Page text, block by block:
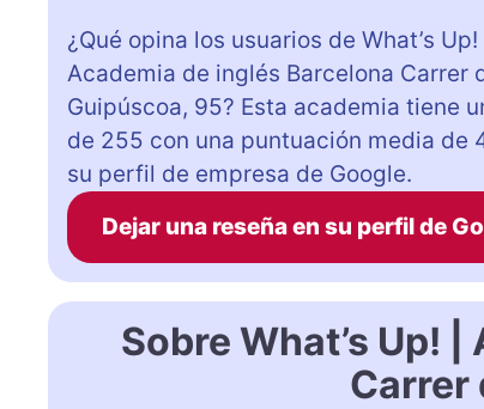
¿Qué opina los usuarios de What’s Up! |
Academia de inglés Barcelona Carrer
Guipúscoa, 95? Esta academia tiene
de 255 con una puntuación media de
su perfil de empresa de Google.
Dejar una reseña en su perfil de
Sobre What’s Up!
Carrer